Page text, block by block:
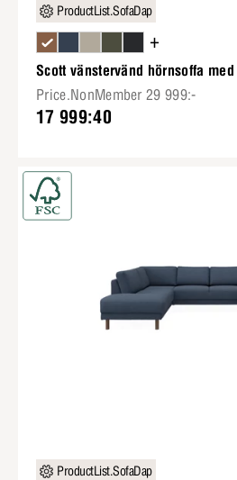
ProductList.SofaDap
+
Scott vänstervänd hörnsoffa
Price.NonMember 29 999:-
17 999:40
ProductList.SofaDap